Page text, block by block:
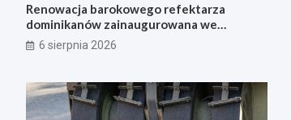
Renowacja barokowego refektarza
dominikanów zainaugurowana we
Wrocławiu
6 sierpnia 2026